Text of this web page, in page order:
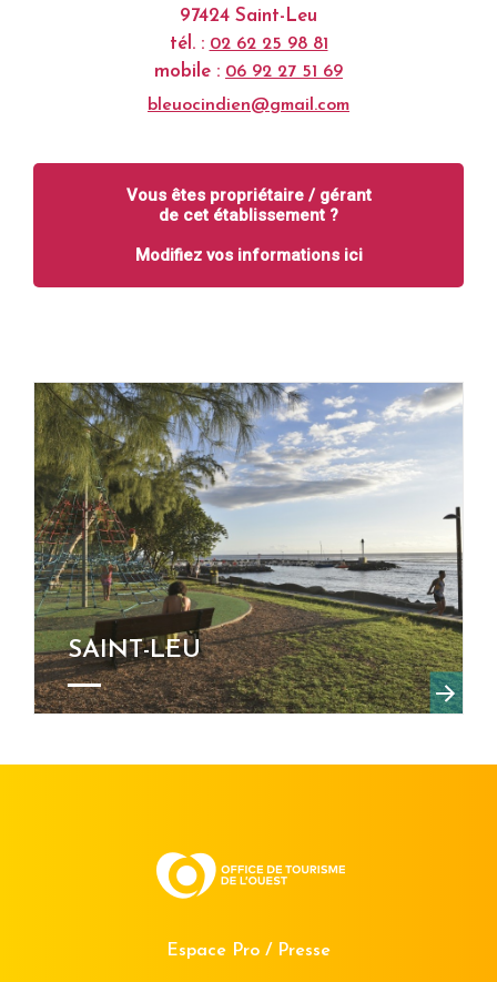
97424 Saint-Leu
tél. : 02 62 25 98 81
mobile : 06 92 27 51 69
bleuocindien@gmail.com
Vous êtes propriétaire / gérant
de cet établissement ?
Modifiez vos informations ici
SAINT-LEU
Espace Pro / Presse